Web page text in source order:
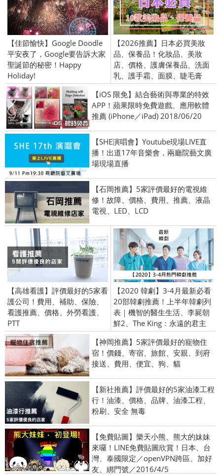
【佳節愉快】Google Doodle
平安夜了，Google要告訴大家
聖誕節的秘密！Happy
Holiday!
【2026推薦】日本必買美妝
品、保養品！化妝品、美妝
店、價格、護膚保養品、洗面
乳、護手霜、面膜、睫毛膏
【iOS 限免】結合藝術與專業的特效
APP！蘋果限時免費遊戲、應用軟體
推薦 (iPhone／iPad) 2018/06/20
【SHE演唱會】Youtube現場LIVE直
播！出道17年音樂會，兩廳院藝文廣
場現場直播
【石岡推薦】5家評價最好的電視維
修！故障、價格、費用、推薦、液晶
電視、LED、LCD
【高雄看護】評價最好的5家看
護公司！費用、補助、保險、
看護推薦、價格、外勞看護、
PTT
【2020 韓劇】3-4月最新必看
20部韓劇推薦！上半年韓劇列
表｜機智的醫生生活、李屍朝
鮮2、The King：永遠的君主
【神岡推薦】5家評價最好的寵物住
宿！價錢、寄宿、旅館、安親、到府
接送、費用、便宜、狗、貓
【新社推薦】評價最好的5家油漆工程
行！油漆、價格、品牌、油漆工程、
粉刷、安全 無毒
【免費貼圖】樂天小熊、熊大的妹妹
來囉！LINE免費貼圖欣賞！日本、台
灣、泰國限定／openVPN跨區、加好
友、綁門號／2016/4/5